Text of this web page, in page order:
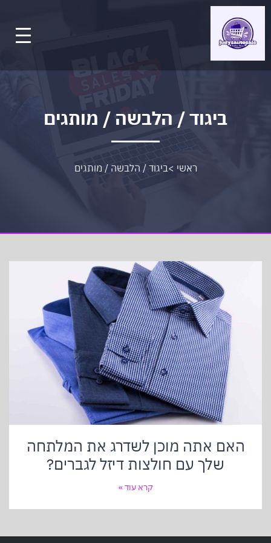
ביגוד / הלבשה / מותגים
ראשי >ביגוד / הלבשה / מותגים
האם אתה מוכן לשדרג את המלתחה
שלך עם חולצות דיזל לגברים?
קרא עוד »